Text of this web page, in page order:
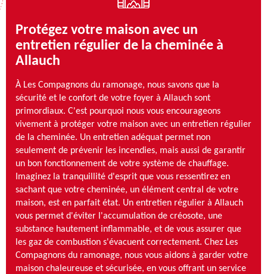
Protégez votre maison avec un
entretien régulier de la cheminée à
Allauch
À Les Compagnons du ramonage, nous savons que la
sécurité et le confort de votre foyer à Allauch sont
primordiaux. C'est pourquoi nous vous encourageons
vivement à protéger votre maison avec un entretien régulier
de la cheminée. Un entretien adéquat permet non
seulement de prévenir les incendies, mais aussi de garantir
un bon fonctionnement de votre système de chauffage.
Imaginez la tranquillité d'esprit que vous ressentirez en
sachant que votre cheminée, un élément central de votre
maison, est en parfait état. Un entretien régulier à Allauch
vous permet d'éviter l'accumulation de créosote, une
substance hautement inflammable, et de vous assurer que
les gaz de combustion s'évacuent correctement. Chez Les
Compagnons du ramonage, nous vous aidons à garder votre
maison chaleureuse et sécurisée, en vous offrant un service